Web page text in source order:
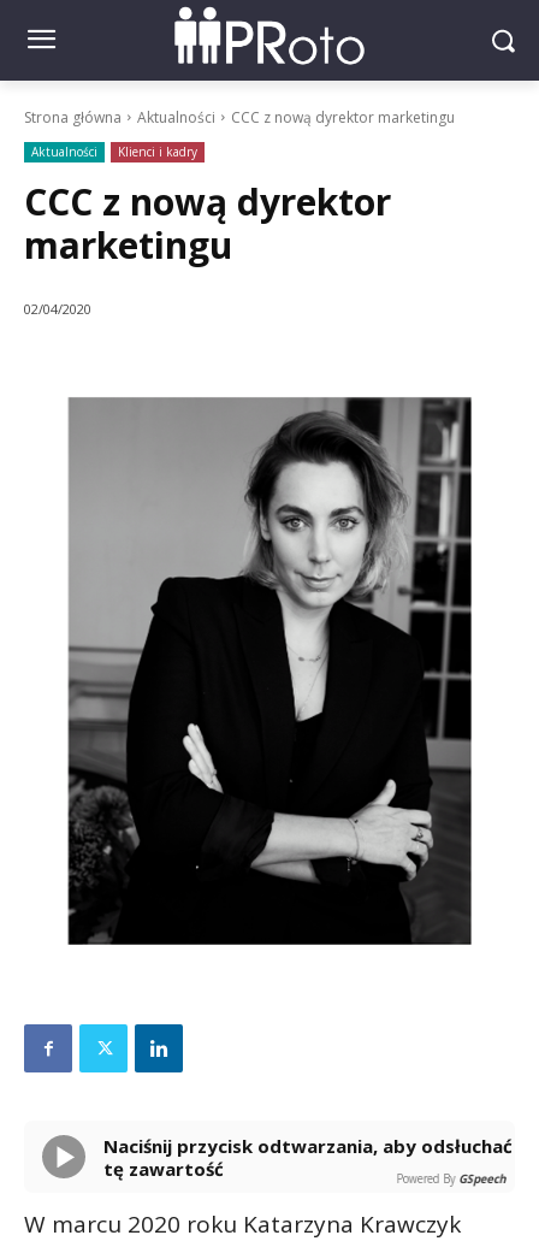
Strona główna Aktualności CCC z nową dyrektor marketingu
Aktualności Klienci i kadry
CCC z nową dyrektor
marketingu
02/04/2020
Naciśnij przycisk odtwarzania, aby odsłuchać
tę zawartość
Powered By GSpeech
W marcu 2020 roku Katarzyna Krawczyk